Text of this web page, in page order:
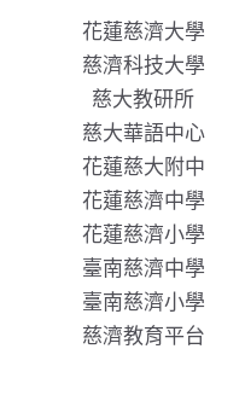
花蓮慈濟大學
慈濟科技大學
慈大教研所
慈大華語中心
花蓮慈大附中
花蓮慈濟中學
花蓮慈濟小學
臺南慈濟中學
臺南慈濟小學
慈濟教育平台